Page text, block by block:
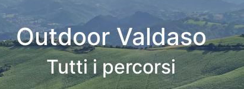
Outdoor Valdaso
Tutti i percorsi